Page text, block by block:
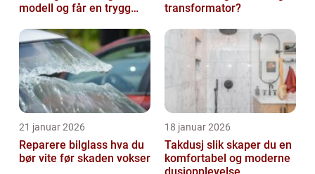
modell og får en trygg
transformator?
21 januar 2026
Reparere bilglass hva du
bør vite før skaden vokser
18 januar 2026
Takdusj slik skaper du en
komfortabel og moderne